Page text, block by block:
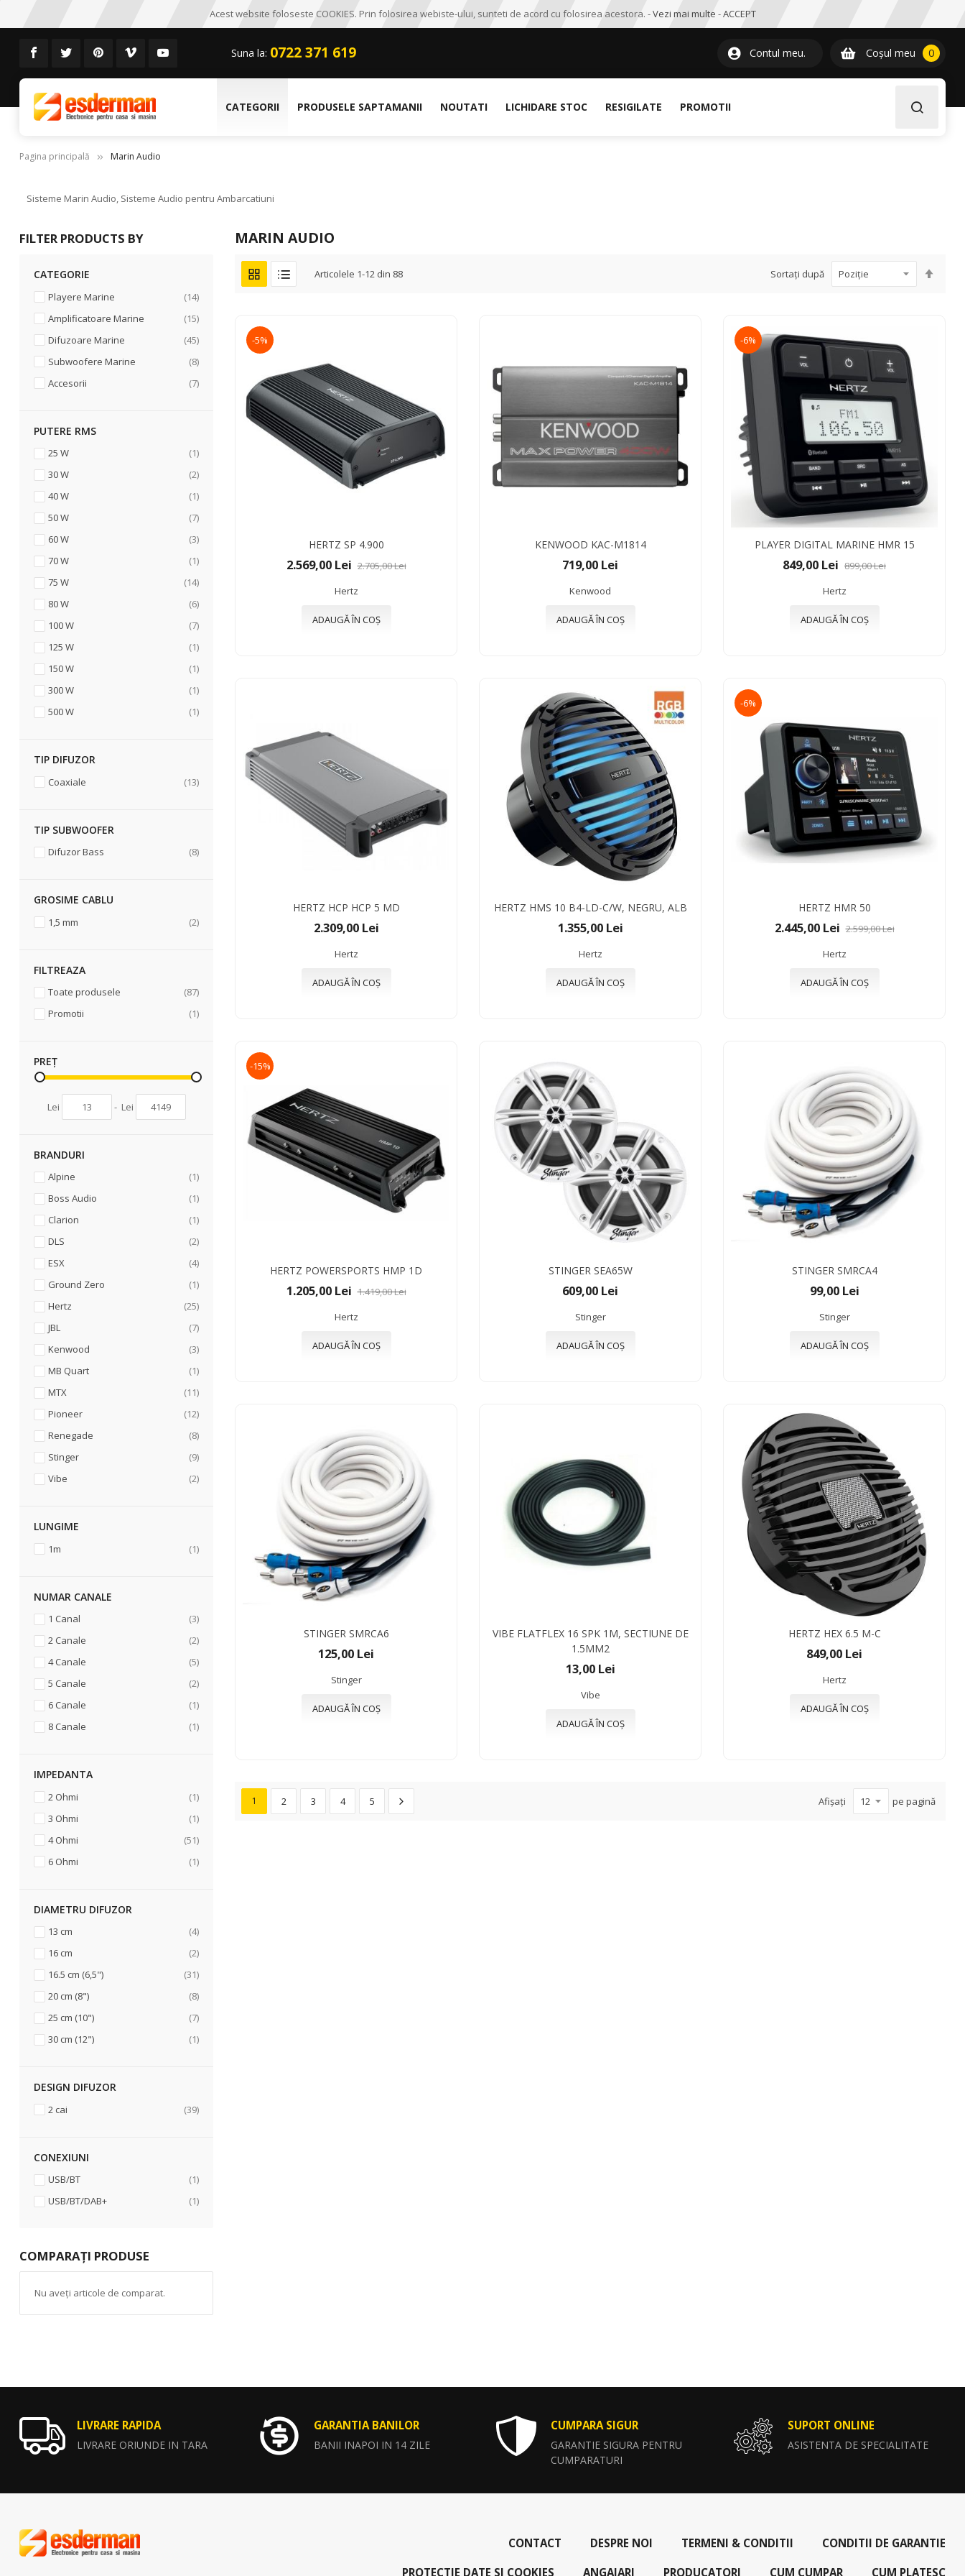
Acest website foloseste COOKIES. Prin folosirea webiste-ului, sunteti de acord cu folosirea acestora. -Vezi mai multe -ACCEPT
Suna la: 0722 371 619 Contul meu. Coșul meu 00item
CATEGORII PRODUSELE SAPTAMANII NOUTATI LICHIDARE STOC RESIGILATE PROMOTII
Pagina principală Marin Audio
Sisteme Marin Audio, Sisteme Audio pentru Ambarcatiuni
MARIN AUDIO
Articolele 1-12 din 88 Sortați după
-5%
HERTZ SP 4.900
2.569,00 Lei 2.705,00 Lei
Hertz
ADAUGĂ ÎN COȘ
KENWOOD KAC-M1814
719,00 Lei
Kenwood
ADAUGĂ ÎN COȘ
-6%
PLAYER DIGITAL MARINE HMR 15
849,00 Lei 899,00 Lei
Hertz
ADAUGĂ ÎN COȘ
HERTZ HCP HCP 5 MD
2.309,00 Lei
Hertz
ADAUGĂ ÎN COȘ
HERTZ HMS 10 B4-LD-C/W, NEGRU, ALB
1.355,00 Lei
Hertz
ADAUGĂ ÎN COȘ
-6%
HERTZ HMR 50
2.445,00 Lei 2.599,00 Lei
Hertz
ADAUGĂ ÎN COȘ
-15%
HERTZ POWERSPORTS HMP 1D
1.205,00 Lei 1.419,00 Lei
Hertz
ADAUGĂ ÎN COȘ
STINGER SEA65W
609,00 Lei
Stinger
ADAUGĂ ÎN COȘ
STINGER SMRCA4
99,00 Lei
Stinger
ADAUGĂ ÎN COȘ
STINGER SMRCA6
125,00 Lei
Stinger
ADAUGĂ ÎN COȘ
VIBE FLATFLEX 16 SPK 1M, SECTIUNE DE
1.5MM2
13,00 Lei
Vibe
ADAUGĂ ÎN COȘ
HERTZ HEX 6.5 M-C
849,00 Lei
Hertz
ADAUGĂ ÎN COȘ
1 2 3 4 5 Afișați pe pagină
FILTER PRODUCTS BY
CATEGORIE
Playere Marine 14articole
Amplificatoare Marine
15articole
Difuzoare Marine
45articole
Subwoofere Marine
8articole
Accesorii
7articole
PUTERE RMS
25 W 1articol
30 W
2articole
40 W
1articol
50 W
7articole
60 W
3articole
70 W
1articol
75 W
14articole
80 W
6articole
100 W
7articole
125 W
1articol
150 W
1articol
300 W
1articol
500 W
1articol
TIP DIFUZOR
Coaxiale 13articole
TIP SUBWOOFER
Difuzor Bass 8articole
GROSIME CABLU
1,5 mm 2articole
FILTREAZA
Toate produsele 87articole
Promotii
1articol
PREȚ
Lei - Lei
BRANDURI
Alpine 1articol
Boss Audio
1articol
Clarion
1articol
DLS
2articole
ESX
4articole
Ground Zero
1articol
Hertz
25articole
JBL
7articole
Kenwood
3articole
MB Quart
1articol
MTX
11articole
Pioneer
12articole
Renegade
8articole
Stinger
9articole
Vibe
2articole
LUNGIME
1m 1articol
NUMAR CANALE
1 Canal 3articole
2 Canale
2articole
4 Canale
5articole
5 Canale
2articole
6 Canale
1articol
8 Canale
1articol
IMPEDANTA
2 Ohmi 1articol
3 Ohmi
1articol
4 Ohmi
51articole
6 Ohmi
1articol
DIAMETRU DIFUZOR
13 cm 4articole
16 cm
2articole
16.5 cm (6,5")
31articole
20 cm (8")
8articole
25 cm (10")
7articole
30 cm (12")
1articol
DESIGN DIFUZOR
2 cai 39articole
CONEXIUNI
USB/BT 1articol
USB/BT/DAB+
1articol
COMPARAȚI PRODUSE
Nu aveți articole de comparat.
LIVRARE RAPIDA
LIVRARE ORIUNDE IN TARA
GARANTIA BANILOR
BANII INAPOI IN 14 ZILE
CUMPARA SIGUR
GARANTIE SIGURA PENTRU
CUMPARATURI
SUPORT ONLINE
ASISTENTA DE SPECIALITATE
CONTACT DESPRE NOI TERMENI & CONDITII CONDITII DE GARANTIE
PROTECTIE DATE SI COOKIES ANGAJARI PRODUCATORI CUM CUMPAR CUM PLATESC